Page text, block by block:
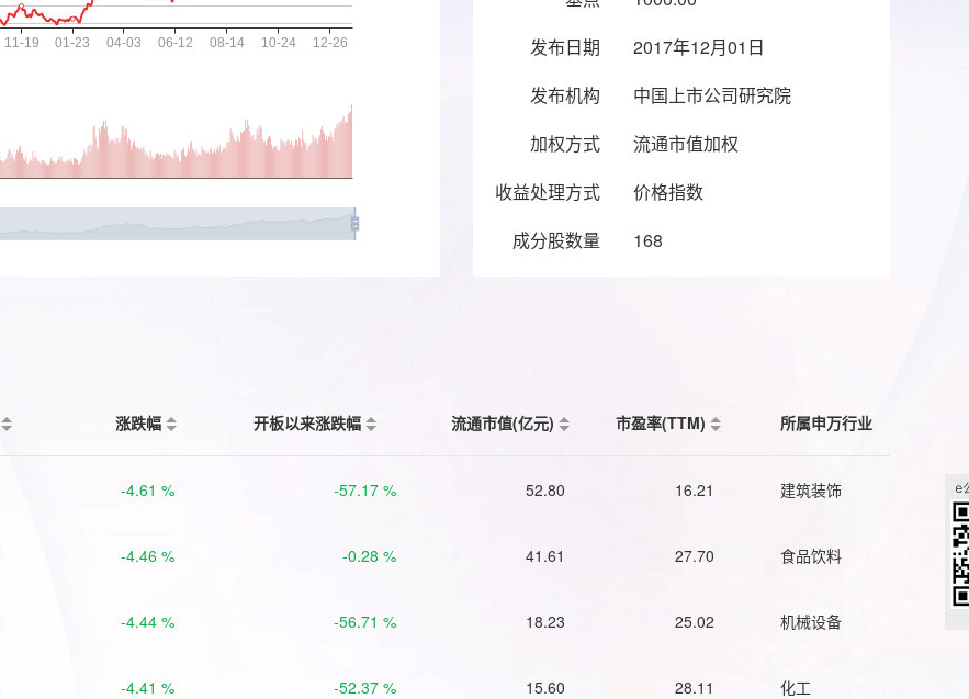
发布日期
2017年12月01日
发布机构
中国上市公司研究院
加权方式
流通市值加权
收益处理方式
价格指数
成分股数量
168
涨跌幅 开板以来涨跌幅 流通市值(亿元) 市盈率(TTM) 所属申万行业
-4.61 % -57.17 % 52.80 16.21 建筑装饰
-4.46 % -0.28 % 41.61 27.70 食品饮料
-4.44 % -56.71 % 18.23 25.02 机械设备
-4.41 % -52.37 % 15.60 28.11 化工